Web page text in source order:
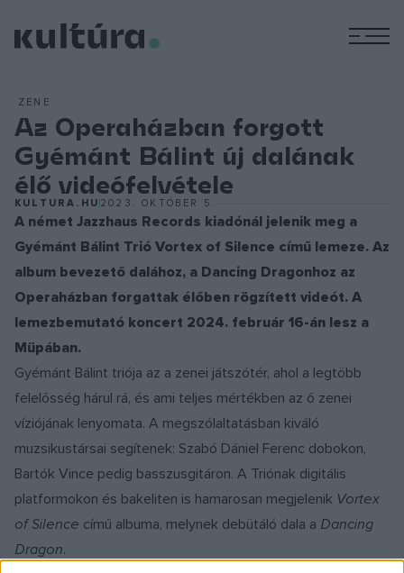
ZENE
Az Operaházban forgott
Gyémánt Bálint új dalának
élő videófelvétele
KULTURA.HU 2023. OKTÓBER 5.
A német Jazzhaus Records kiadónál jelenik meg a
Gyémánt Bálint Trió Vortex of Silence című lemeze. Az
album bevezető dalához, a Dancing Dragonhoz az
Operaházban forgattak élőben rögzített videót. A
lemezbemutató koncert 2024. február 16-án lesz a
Müpában.
Gyémánt Bálint triója az a zenei játszótér, ahol a legtöbb
felelősség hárul rá, és ami teljes mértékben az ő zenei
víziójának lenyomata. A megszólaltatásban kiváló
muzsikustársai segítenek: Szabó Dániel Ferenc dobokon,
Bartók Vince pedig basszusgitáron. A Triónak digitális
platformokon és bakeliten is hamarosan megjelenik Vortex
of Silence című albuma, melynek debütáló dala a Dancing
Dragon.